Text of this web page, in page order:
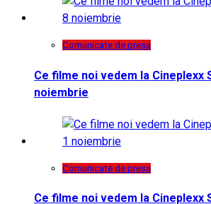
Comunicate de presa
Ce filme noi vedem la Cineplexx
noiembrie
Comunicate de presa
Ce filme noi vedem la Cineplexx